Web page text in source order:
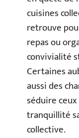
cuisines
retrouve
repas ou
convivialité
Certaines
aussi des
séduire
tranquillité
collective.